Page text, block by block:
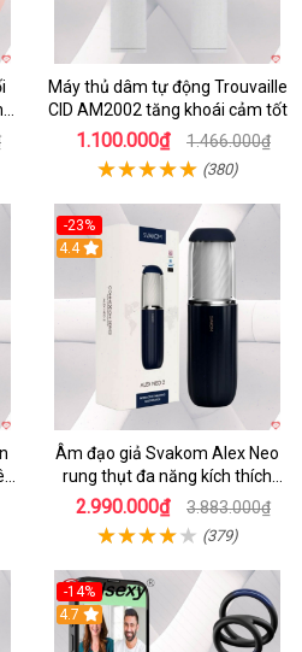
Máy thủ dâm tự động Trouvaille
CID AM2002 tăng khoái cảm tốt
1.100.000₫ 1.466.000₫
(380)
-23%
4.4
Âm đạo giả Svakom Alex Neo
rung thụt đa năng kích thích
mạnh
2.990.000₫ 3.883.000₫
(379)
-14%
4.7